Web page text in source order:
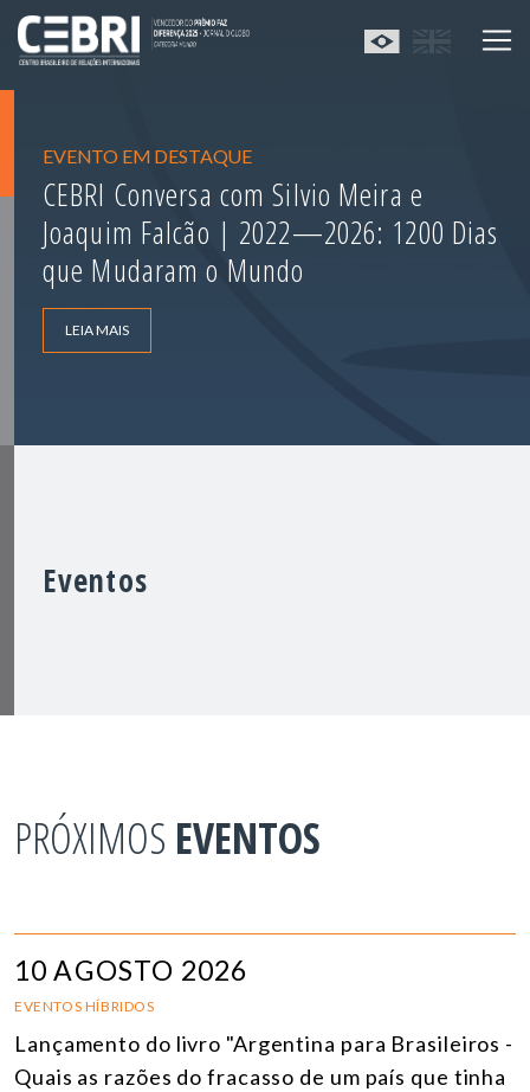
EVENTO EM DESTAQUE
CEBRI Conversa com Silvio Meira e
Joaquim Falcão | 2022—2026: 1200 Dias
que Mudaram o Mundo
LEIA MAIS
Eventos
PRÓXIMOS EVENTOS
10 AGOSTO 2026
EVENTOS HÍBRIDOS
Lançamento do livro "Argentina para Brasileiros -
Quais as razões do fracasso de um país que tinha